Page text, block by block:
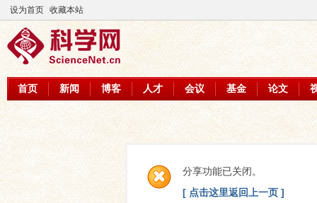
设为首页 收藏本站
首页 新闻 博客 人才 会议 基金 论文
分享功能已关闭。
[ 点击这里返回上一页 ]